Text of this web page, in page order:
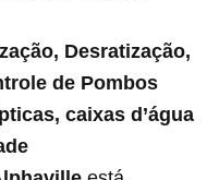
Desratização,
de Pombos
caixas d’água